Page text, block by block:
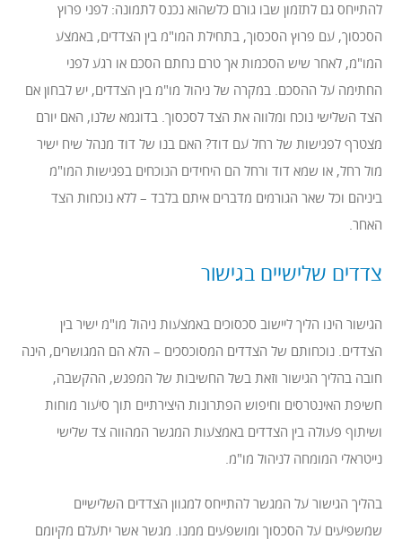
להתייחס גם לתזמון שבו גורם כלשהוא נכנס לתמונה: לפני פרוץ
הסכסוך, עם פרוץ הסכסוך, בתחילת המו"מ בין הצדדים, באמצע
המו"מ, לאחר שיש הסכמות אך טרם נחתם הסכם או רגע לפני
החתימה על ההסכם. במקרה של ניהול מו"מ בין הצדדים, יש לבחון אם
הצד השלישי נוכח ומלווה את הצד לסכסוך. בדוגמא שלנו, האם יורם
מצטרף לפגישות של רחל עם דוד? האם בנו של דוד מנהל שיח ישיר
מול רחל, או שמא דוד ורחל הם היחידים הנוכחים בפגישות המו"מ
ביניהם וכל שאר הגורמים מדברים איתם בלבד – ללא נוכחות הצד
האחר.
צדדים שלישיים בגישור
הגישור הינו הליך ליישוב סכסוכים באמצעות ניהול מו"מ ישיר בין
הצדדים. נוכחותם של הצדדים המסוכסכים – הלא הם המגושרים, הינה
חובה בהליך הגישור וזאת בשל החשיבות של המפגש, ההקשבה,
חשיפת האינטרסים וחיפוש הפתרונות היצירתיים תוך סיעור מוחות
ושיתוף פעולה בין הצדדים באמצעות המגשר המהווה צד שלישי
נייטראלי המומחה לניהול מו"מ.
בהליך הגישור על המגשר להתייחס למגוון הצדדים השלישיים
שמשפיעים על הסכסוך ומושפעים ממנו. מגשר אשר יתעלם מקיומם